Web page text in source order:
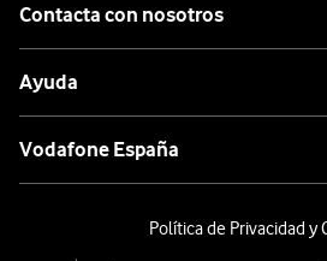
Contacta con nosotros
Ayuda
Vodafone España
Política de Privacidad y